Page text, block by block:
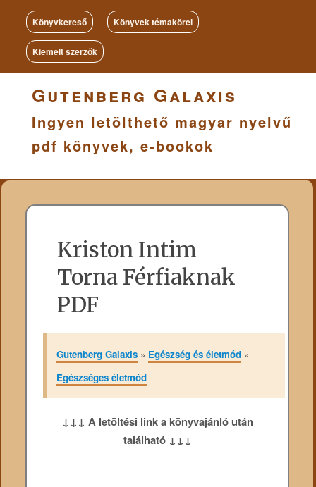
Könyvkereső Könyvek témakörei
Kiemelt szerzők
Gutenberg Galaxis
Ingyen letölthető magyar nyelvű
pdf könyvek, e-bookok
Kriston Intim
Torna Férfiaknak
PDF
Gutenberg Galaxis» Egészség és életmód»
Egészséges életmód
↓↓↓ A letöltési link a könyvajánló után
található ↓↓↓